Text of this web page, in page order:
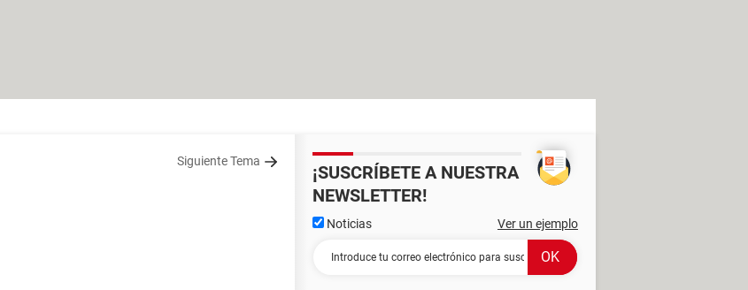
Siguiente Tema
¡SUSCRÍBETE A NUESTRA
NEWSLETTER!
Noticias Ver un ejemplo